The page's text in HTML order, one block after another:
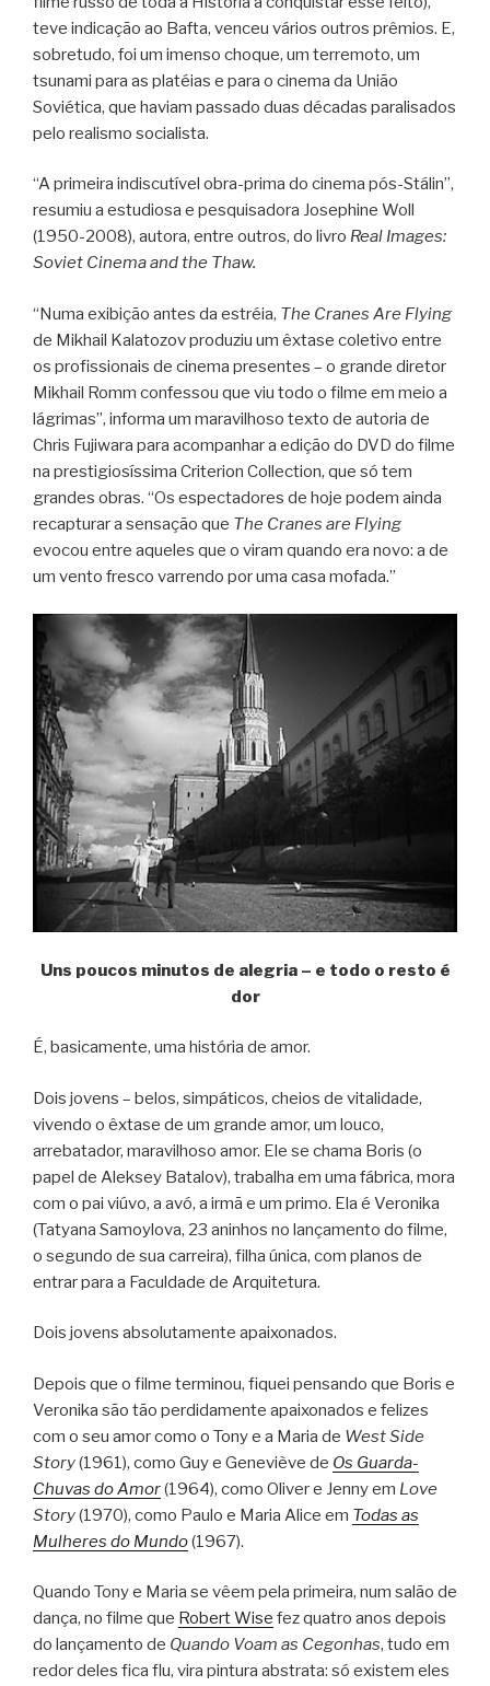
teve indicação ao Bafta, venceu vários outros prêmios. E,
sobretudo, foi um imenso choque, um terremoto, um
tsunami para as platéias e para o cinema da União
Soviética, que haviam passado duas décadas paralisados
pelo realismo socialista.
“A primeira indiscutível obra-prima do cinema pós-Stálin”,
resumiu a estudiosa e pesquisadora Josephine Woll
(1950-2008), autora, entre outros, do livro Real Images:
Soviet Cinema and the Thaw.
“Numa exibição antes da estréia, The Cranes Are Flying
de Mikhail Kalatozov produziu um êxtase coletivo entre
os profissionais de cinema presentes – o grande diretor
Mikhail Romm confessou que viu todo o filme em meio a
lágrimas”, informa um maravilhoso texto de autoria de
Chris Fujiwara para acompanhar a edição do DVD do filme
na prestigiosíssima Criterion Collection, que só tem
grandes obras. “Os espectadores de hoje podem ainda
recapturar a sensação que The Cranes are Flying
evocou entre aqueles que o viram quando era novo: a de
um vento fresco varrendo por uma casa mofada.”
Uns poucos minutos de alegria – e todo o resto é
dor
É, basicamente, uma história de amor.
Dois jovens – belos, simpáticos, cheios de vitalidade,
vivendo o êxtase de um grande amor, um louco,
arrebatador, maravilhoso amor. Ele se chama Boris (o
papel de Aleksey Batalov), trabalha em uma fábrica, mora
com o pai viúvo, a avó, a irmã e um primo. Ela é Veronika
(Tatyana Samoylova, 23 aninhos no lançamento do filme,
o segundo de sua carreira), filha única, com planos de
entrar para a Faculdade de Arquitetura.
Dois jovens absolutamente apaixonados.
Depois que o filme terminou, fiquei pensando que Boris e
Veronika são tão perdidamente apaixonados e felizes
com o seu amor como o Tony e a Maria de West Side
Story(1961), como Guy e Geneviève de Os Guarda-
Chuvas do Amor(1964), como Oliver e Jenny em Love
Story(1970), como Paulo e Maria Alice em Todas as
Mulheres do Mundo(1967).
Quando Tony e Maria se vêem pela primeira, num salão de
dança, no filme que Robert Wise fez quatro anos depois
do lançamento de Quando Voam as Cegonhas, tudo em
redor deles fica flu, vira pintura abstrata: só existem eles